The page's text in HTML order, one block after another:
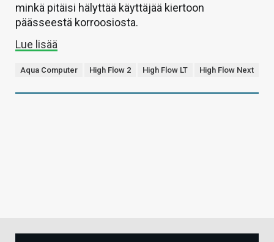
minkä pitäisi hälyttää käyttäjää kiertoon
päässeestä korroosiosta.
Lue lisää
Aqua Computer High Flow 2 High Flow LT High Flow Next